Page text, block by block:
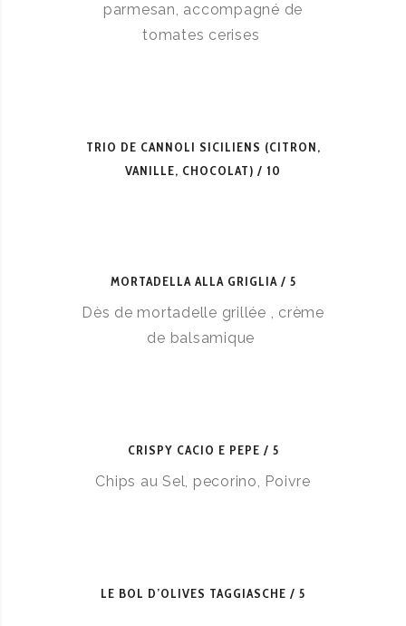
parmesan, accompagné de
tomates cerises
TRIO DE CANNOLI SICILIENS (CITRON,
VANILLE, CHOCOLAT)
10
MORTADELLA ALLA GRIGLIA 5
Dès de mortadelle grillée , crème
de balsamique
CRISPY CACIO E PEPE 5
Chips au Sel, pecorino, Poivre
LE BOL D’OLIVES TAGGIASCHE 5